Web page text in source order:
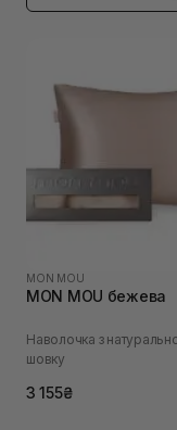
MON MOU
MON MOU бежева
Наволочка з
шовку
3 155₴